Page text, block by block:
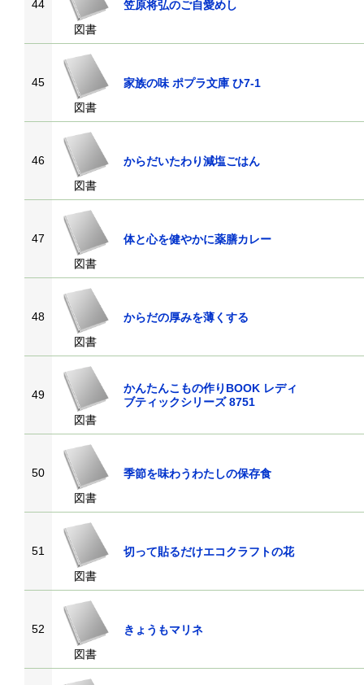
44
図書
笠原将弘のご自愛めし
45
図書
家族の味 ポプラ文庫 ひ7-1
46
図書
からだいたわり減塩ごはん
47
図書
体と心を健やかに薬膳カレー
48
図書
からだの厚みを薄くする
49
図書
かんたんこもの作りBOOK レディ
ブティックシリーズ 8751
50
図書
季節を味わうわたしの保存食
51
図書
切って貼るだけエコクラフトの花
52
図書
きょうもマリネ